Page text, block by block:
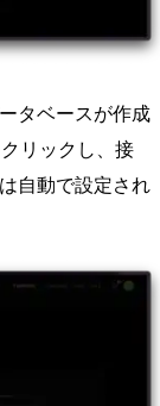
タベースが作成
リックし、接
は自動で設定され